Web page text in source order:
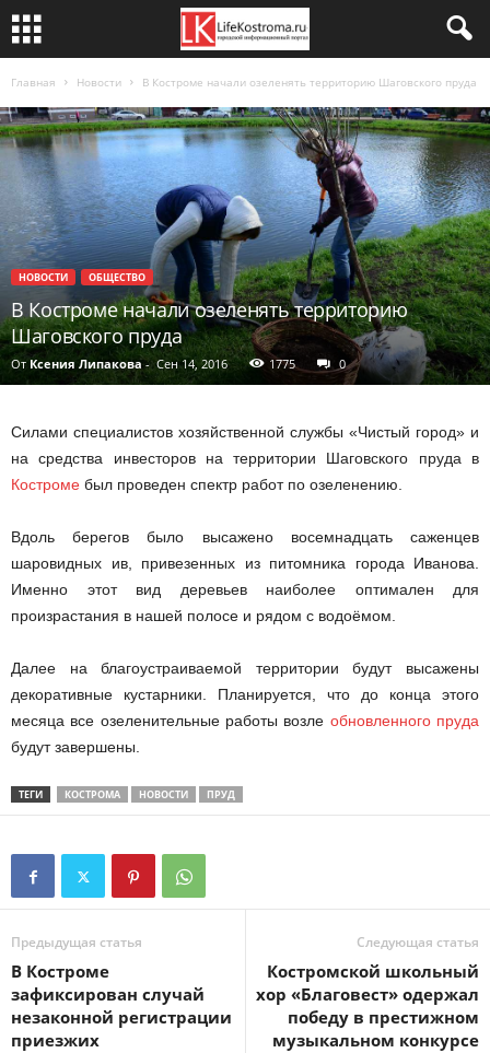
Главная Новости В Костроме начали озеленять территорию Шаговского пруда
НОВОСТИ ОБЩЕСТВО
В Костроме начали озеленять территорию
Шаговского пруда
От Ксения Липакова- Сен 14, 2016 1775 0
Силами специалистов хозяйственной службы «Чистый город» и
на средства инвесторов на территории Шаговского пруда в
Костроме был проведен спектр работ по озеленению.
Вдоль берегов было высажено восемнадцать саженцев
шаровидных ив, привезенных из питомника города Иванова.
Именно этот вид деревьев наиболее оптимален для
произрастания в нашей полосе и рядом с водоёмом.
Далее на благоустраиваемой территории будут высажены
декоративные кустарники. Планируется, что до конца этого
месяца все озеленительные работы возле обновленного пруда
будут завершены.
ТЕГИ КОСТРОМА НОВОСТИ ПРУД
Предыдущая статья
В Костроме
зафиксирован случай
незаконной регистрации
приезжих
Следующая статья
Костромской школьный
хор «Благовест» одержал
победу в престижном
музыкальном конкурсе